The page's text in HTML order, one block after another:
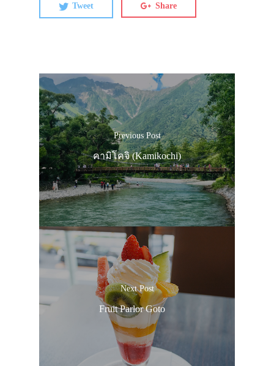
Tweet Share
Previous Post
คามิโคจิ (Kamikochi)
Next Post
Fruit Parlor Goto